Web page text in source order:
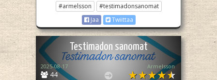
#armelsson
#testimadonsanomat
Jaa
Twiittaa
Testimadon sanomat
44
2025-08-17 Armelsson